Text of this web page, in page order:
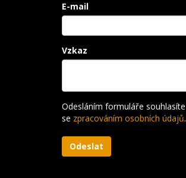
E-mail
Vzkaz
Odesláním formuláře souhlasíte
se zpracováním osobních údajů.